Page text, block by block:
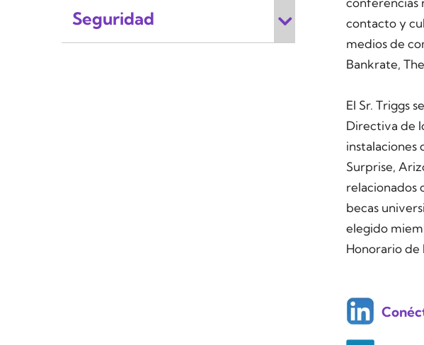
contacto y
medios de
Bankrate,
El Sr. Triggs
Directiva de
instalaciones
Surprise,
relacionados
becas
elegido
Honorario de
Seguridad